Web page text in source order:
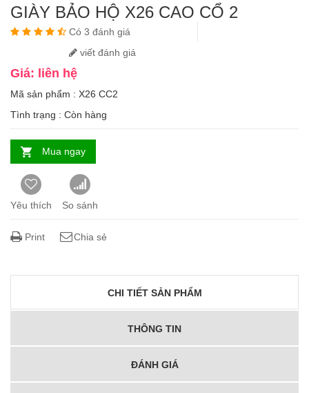
GIÀY BẢO HỘ X26 CAO CỔ 2
Có 3 đánh giá
viết đánh giá
Giá: liên hệ
Mã sản phẩm : X26 CC2
Tình trạng : Còn hàng
Mua ngay
Yêu thích So sánh
Print Chia sẻ
CHI TIẾT SẢN PHẨM
THÔNG TIN
ĐÁNH GIÁ